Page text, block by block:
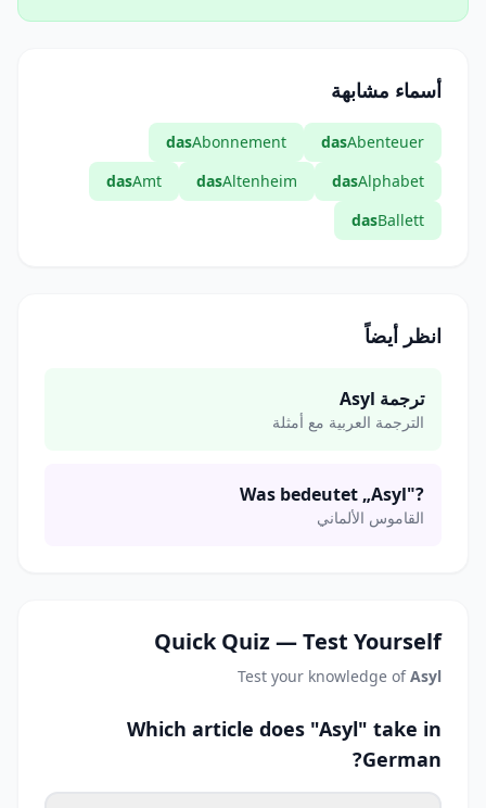
أسماء مشابهة
dasAbenteuer
dasAbonnement
dasAlphabet
dasAltenheim
dasAmt
dasBallett
انظر أيضاً
ترجمة Asyl
الترجمة العربية مع أمثلة
Was bedeutet „Asyl"?
القاموس الألماني
Quick Quiz — Test Yourself
Test your knowledge ofAsyl
Which article does "Asyl" take in
German?